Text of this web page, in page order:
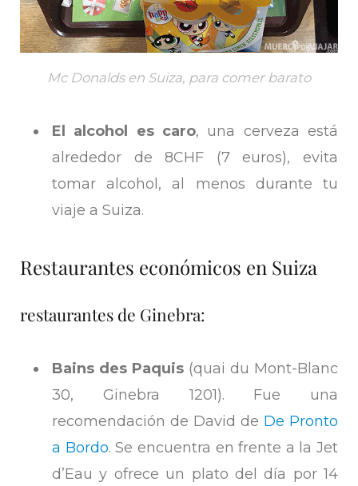
Mc Donalds en Suiza, para comer barato
El alcohol es caro, una cerveza está
alrededor de 8CHF (7 euros), evita
tomar alcohol, al menos durante tu
viaje a Suiza.
Restaurantes económicos en Suiza
restaurantes de Ginebra:
Bains des Paquis (quai du Mont-Blanc
30, Ginebra 1201). Fue una
recomendación de David de De Pronto
a Bordo. Se encuentra en frente a la Jet
d’Eau y ofrece un plato del día por 14